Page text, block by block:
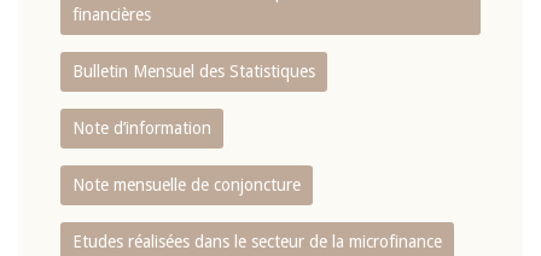
financières
Bulletin Mensuel des Statistiques
Note d’information
Note mensuelle de conjoncture
Etudes réalisées dans le secteur de la microfinance